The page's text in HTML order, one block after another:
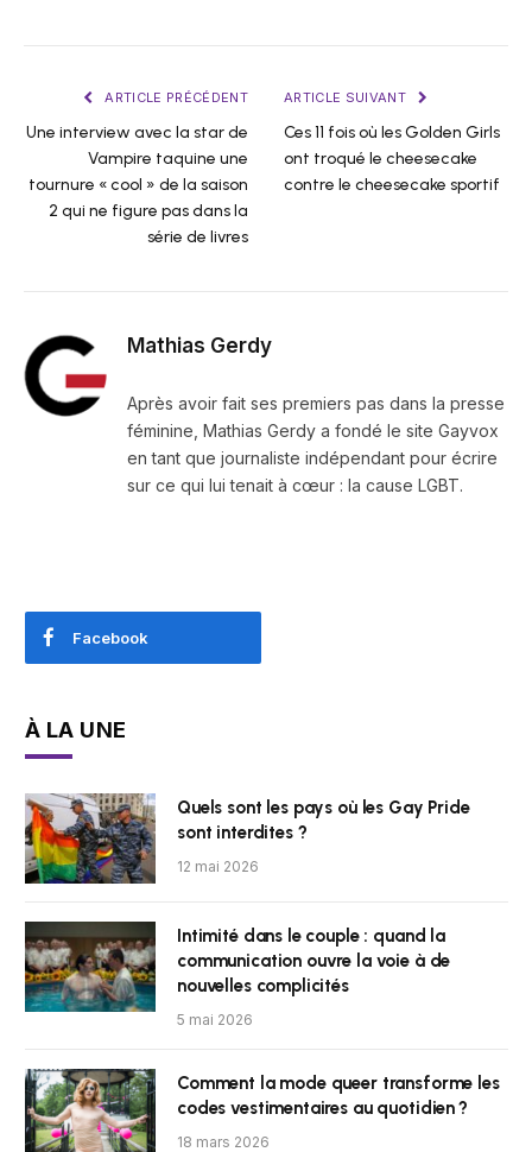
ARTICLE PRÉCÉDENT
Une interview avec la star de
Vampire taquine une
tournure « cool » de la saison
2 qui ne figure pas dans la
série de livres
ARTICLE SUIVANT
Ces 11 fois où les Golden Girls
ont troqué le cheesecake
contre le cheesecake sportif
Mathias Gerdy
Après avoir fait ses premiers pas dans la presse
féminine, Mathias Gerdy a fondé le site Gayvox
en tant que journaliste indépendant pour écrire
sur ce qui lui tenait à cœur : la cause LGBT.
Facebook
À LA UNE
Quels sont les pays où les Gay Pride
sont interdites ?
12 mai 2026
Intimité dans le couple : quand la
communication ouvre la voie à de
nouvelles complicités
5 mai 2026
Comment la mode queer transforme les
codes vestimentaires au quotidien ?
18 mars 2026